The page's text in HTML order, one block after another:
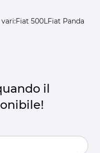
500LFiat Panda
il